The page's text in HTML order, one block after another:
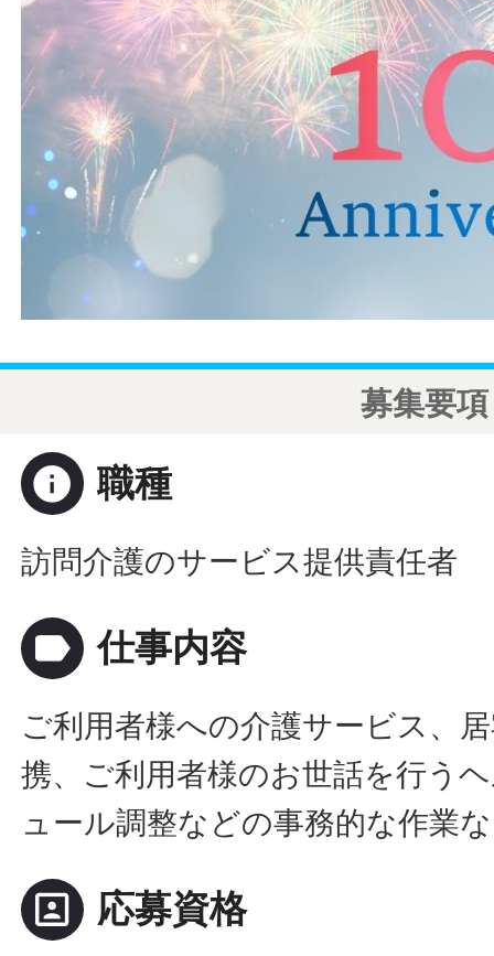
募集要項
info 職種
訪問介護のサービス提供責任者
label 仕事内容
ご利用者様への介護サービス、
携、ご利用者様のお世話を行う
ュール調整などの事務的な作業
portrait 応募資格